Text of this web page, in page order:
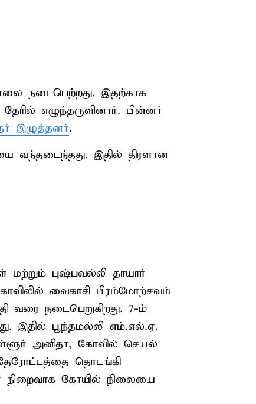
நடைபெற்றது. இதற்காக
எழுந்தருளினார். பின்னர்
இழுத்தனர்.
வந்தடைந்தது. இதில் திரளான
மற்றும் புஷ்பவல்லி தாயார்
வைகாசி பிரம்மோற்சவம்
வரை நடைபெறுகிறது. 7-ம்
இதில் பூந்தமல்லி எம்.எல்.ஏ.
அனிதா, கோவில் செயல்
தேரோட்டத்தை தொடங்கி
நிறைவாக கோயில் நிலையை